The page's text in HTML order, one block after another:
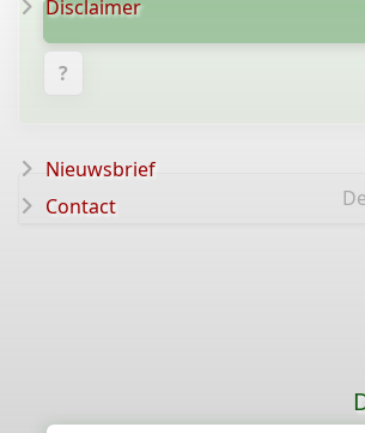
?
Disclaimer
Nieuwsbrief
Contact